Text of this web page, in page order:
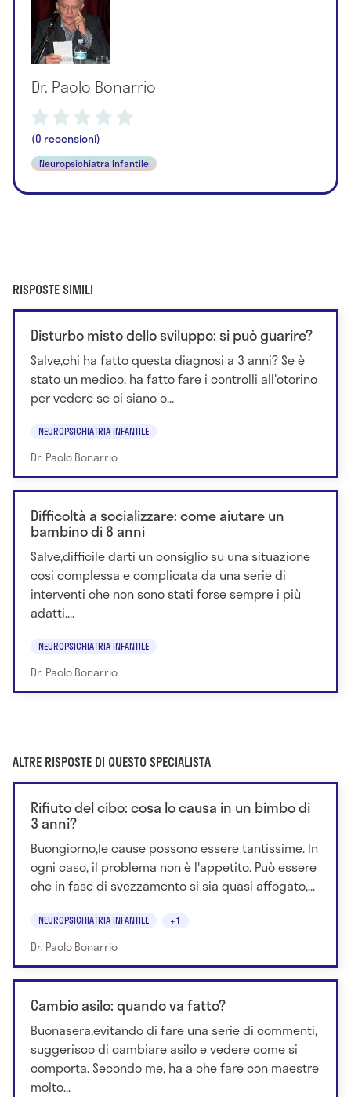
Dr. Paolo Bonarrio
(0 recensioni)
Neuropsichiatra Infantile
RISPOSTE SIMILI
Disturbo misto dello sviluppo: si può guarire?
Salve,chi ha fatto questa diagnosi a 3 anni? Se è
stato un medico, ha fatto fare i controlli all'otorino
per vedere se ci siano o...
NEUROPSICHIATRIA INFANTILE
Dr. Paolo Bonarrio
Difficoltà a socializzare: come aiutare un
bambino di 8 anni
Salve,difficile darti un consiglio su una situazione
cosi complessa e complicata da una serie di
interventi che non sono stati forse sempre i più
adatti....
NEUROPSICHIATRIA INFANTILE
Dr. Paolo Bonarrio
ALTRE RISPOSTE DI QUESTO SPECIALISTA
Rifiuto del cibo: cosa lo causa in un bimbo di
3 anni?
Buongiorno,le cause possono essere tantissime. In
ogni caso, il problema non è l'appetito. Può essere
che in fase di svezzamento si sia quasi affogato,...
NEUROPSICHIATRIA INFANTILE +1
Dr. Paolo Bonarrio
Cambio asilo: quando va fatto?
Buonasera,evitando di fare una serie di commenti,
suggerisco di cambiare asilo e vedere come si
comporta. Secondo me, ha a che fare con maestre
molto...